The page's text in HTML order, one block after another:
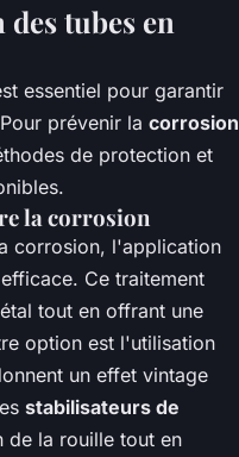
tubes en
essentiel pour garantir
prévenir la corrosion
de protection et
la corrosion
corrosion, l'application
Ce traitement
tout en offrant une
option est l'utilisation
un effet vintage
stabilisateurs de
de la rouille tout en